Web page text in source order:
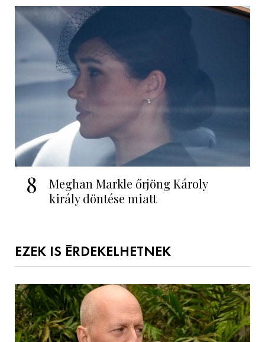
8
Meghan Markle őrjöng Károly
király döntése miatt
EZEK IS ÉRDEKELHETNEK